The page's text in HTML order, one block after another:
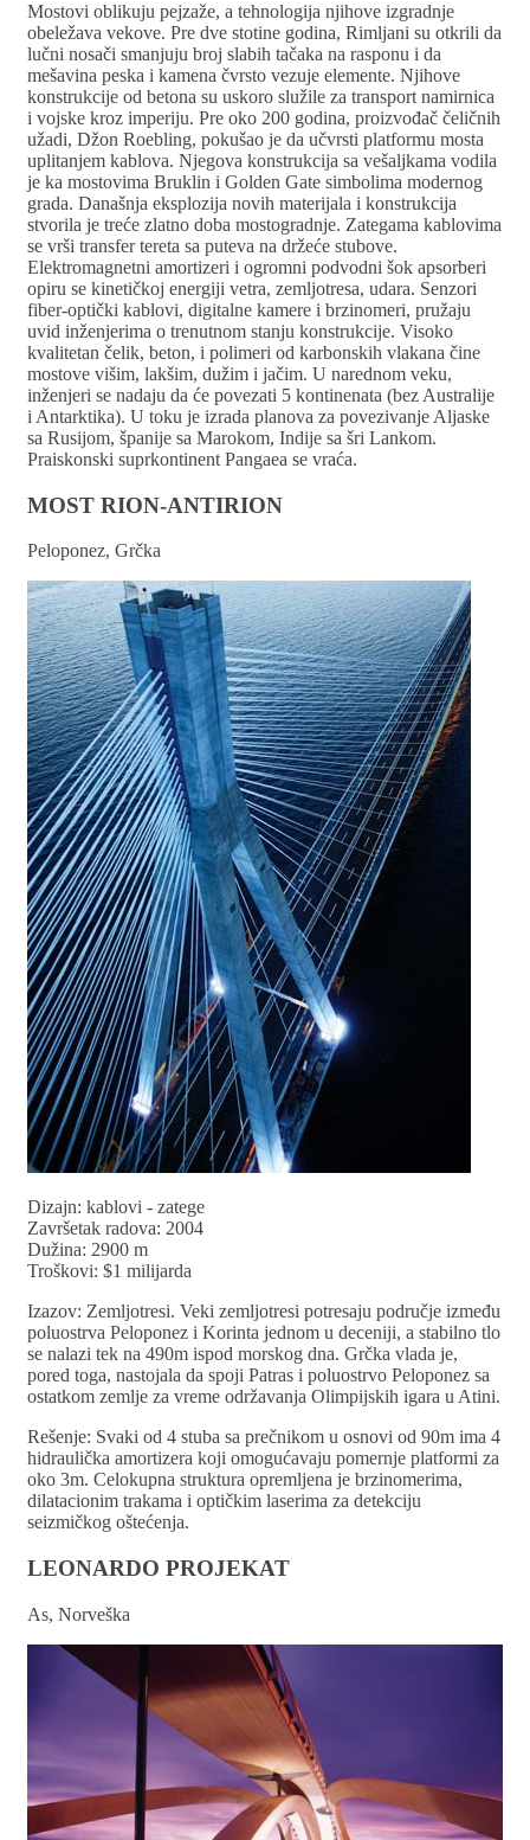
Mostovi oblikuju pejzaže, a tehnologija njihove izgradnje
obeležava vekove. Pre dve stotine godina, Rimljani su otkrili da
lučni nosači smanjuju broj slabih tačaka na rasponu i da
mešavina peska i kamena čvrsto vezuje elemente. Njihove
konstrukcije od betona su uskoro služile za transport namirnica
i vojske kroz imperiju. Pre oko 200 godina, proizvođač čeličnih
užadi, Džon Roebling, pokušao je da učvrsti platformu mosta
uplitanjem kablova. Njegova konstrukcija sa vešaljkama vodila
je ka mostovima Bruklin i Golden Gate simbolima modernog
grada. Današnja eksplozija novih materijala i konstrukcija
stvorila je treće zlatno doba mostogradnje. Zategama kablovima
se vrši transfer tereta sa puteva na držeće stubove.
Elektromagnetni amortizeri i ogromni podvodni šok apsorberi
opiru se kinetičkoj energiji vetra, zemljotresa, udara. Senzori
fiber-optički kablovi, digitalne kamere i brzinomeri, pružaju
uvid inženjerima o trenutnom stanju konstrukcije. Visoko
kvalitetan čelik, beton, i polimeri od karbonskih vlakana čine
mostove višim, lakšim, dužim i jačim. U narednom veku,
inženjeri se nadaju da će povezati 5 kontinenata (bez Australije
i Antarktika). U toku je izrada planova za povezivanje Aljaske
sa Rusijom, španije sa Marokom, Indije sa šri Lankom.
Praiskonski suprkontinent Pangaea se vraća.
MOST RION-ANTIRION
Peloponez, Grčka
Dizajn: kablovi - zatege
Završetak radova: 2004
Dužina: 2900 m
Troškovi: $1 milijarda
Izazov: Zemljotresi. Veki zemljotresi potresaju područje između
poluostrva Peloponez i Korinta jednom u deceniji, a stabilno tlo
se nalazi tek na 490m ispod morskog dna. Grčka vlada je,
pored toga, nastojala da spoji Patras i poluostrvo Peloponez sa
ostatkom zemlje za vreme održavanja Olimpijskih igara u Atini.
Rešenje: Svaki od 4 stuba sa prečnikom u osnovi od 90m ima 4
hidraulička amortizera koji omogućavaju pomernje platformi za
oko 3m. Celokupna struktura opremljena je brzinomerima,
dilatacionim trakama i optičkim laserima za detekciju
seizmičkog oštećenja.
LEONARDO PROJEKAT
As, Norveška